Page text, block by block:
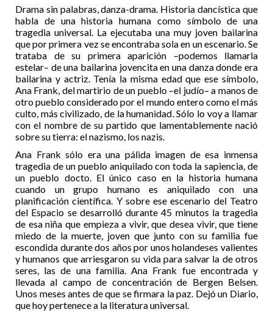
Drama sin palabras, danza-drama. Historia dancística que
habla de una historia humana como símbolo de una
tragedia universal. La ejecutaba una muy joven bailarina
que por primera vez se encontraba sola en un escenario. Se
trataba de su primera aparición –podemos llamarla
estelar– de una bailarina jovencita en una danza donde era
bailarina y actriz. Tenía la misma edad que ese símbolo,
Ana Frank, del martirio de un pueblo –el judío– a manos de
otro pueblo considerado por el mundo entero como el más
culto, más civilizado, de la humanidad. Sólo lo voy a llamar
con el nombre de su partido que lamentablemente nació
sobre su tierra: el nazismo, los nazis.
Ana Frank sólo era una pálida imagen de esa inmensa
tragedia de un pueblo aniquilado con toda la sapiencia, de
un pueblo docto. El único caso en la historia humana
cuando un grupo humano es aniquilado con una
planificación científica. Y sobre ese escenario del Teatro
del Espacio se desarrolló durante 45 minutos la tragedia
de esa niña que empieza a vivir, que desea vivir, que tiene
miedo de la muerte, joven que junto con su familia fue
escondida durante dos años por unos holandeses valientes
y humanos que arriesgaron su vida para salvar la de otros
seres, las de una familia. Ana Frank fue encontrada y
llevada al campo de concentración de Bergen Belsen.
Unos meses antes de que se firmara la paz. Dejó un Diario,
que hoy pertenece a la literatura universal.